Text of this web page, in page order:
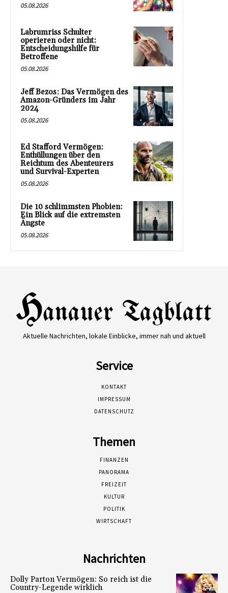
05.08.2026
Labrumriss Schulter
operieren oder nicht:
Entscheidungshilfe für
Betroffene
05.08.2026
Jeff Bezos: Das Vermögen des
Amazon-Gründers im Jahr
2024
05.08.2026
Ed Stafford Vermögen:
Enthüllungen über den
Reichtum des Abenteurers
und Survival-Experten
05.08.2026
Die 10 schlimmsten Phobien:
Ein Blick auf die extremsten
Ängste
05.08.2026
Aktuelle Nachrichten, lokale Einblicke, immer nah und aktuell
Service
KONTAKT
IMPRESSUM
DATENSCHUTZ
Themen
FINANZEN
PANORAMA
FREIZEIT
KULTUR
POLITIK
WIRTSCHAFT
Nachrichten
Dolly Parton Vermögen: So reich ist die
Country-Legende wirklich